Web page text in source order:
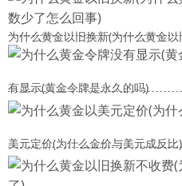
为什么黄金以旧换新(为什么黄金
有显示(黄金令牌是永久的吗)
美元定价(为什么金价与美元成反比)